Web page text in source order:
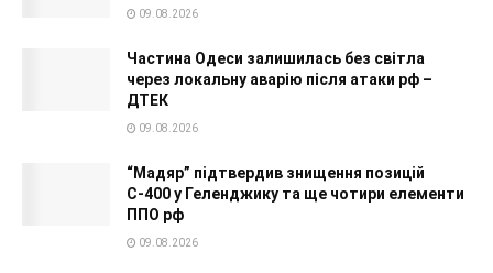
09.08.2026
Частина Одеси залишилась без світла
через локальну аварію після атаки рф –
ДТЕК
09.08.2026
“Мадяр” підтвердив знищення позицій
С-400 у Геленджику та ще чотири елементи
ППО рф
09.08.2026